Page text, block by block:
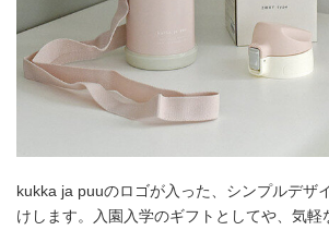
kukka ja puuのロゴが入った、シンプルデザ
けします。入園入学のギフトとしてや、気軽